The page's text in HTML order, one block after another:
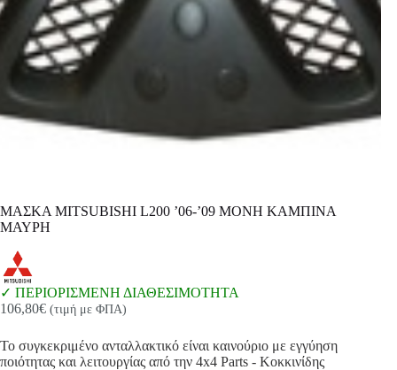
ΜΑΣΚΑ MITSUBISHI L200 ’06-’09 ΜΟΝΗ ΚΑΜΠΙΝΑ
ΜΑΥΡΗ
ΠΕΡΙΟΡΙΣΜΕΝΗ ΔΙΑΘΕΣΙΜΟΤΗΤΑ
106,80€ (τιμή με ΦΠΑ)
Το συγκεκριμένο ανταλλακτικό είναι καινούριο με εγγύηση
ποιότητας και λειτουργίας από την 4x4 Parts - Κοκκινίδης